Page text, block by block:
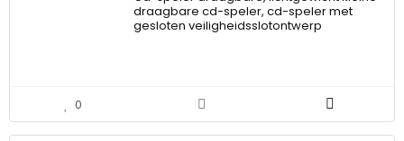
draagbare cd-speler, cd-speler met
gesloten veiligheidsslotontwerp
0